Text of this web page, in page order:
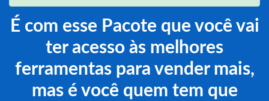
É com esse Pacote que você vai
ter acesso às melhores
ferramentas para vender mais,
mas é você quem tem que